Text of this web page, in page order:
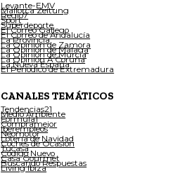
Levante-EMV
Mallorca Zeitung
Regio7
Sport
Superdeporte
El Correo Gallego
El Correo de Andalucía
La Provincia
La Opinión de Zamora
La Opinión de Málaga
La Opinión de Murcia
La Opinión A Coruña
La Nueva España
El Periódico de Extremadura
CANALES TEMÁTICOS
Tendencias21
Medio Ambiente
Fórmula1
Compramejor
Iberempleos
Neomotor
Lotería de Navidad
Coches de Ocasión
Tucasa
Código Nuevo
Casa Gourmet
Buscando Respuestas
Living Ibiza